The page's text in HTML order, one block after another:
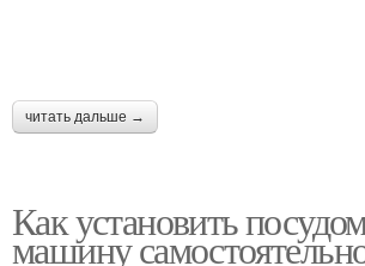
читать дальше →
Как установить
машину